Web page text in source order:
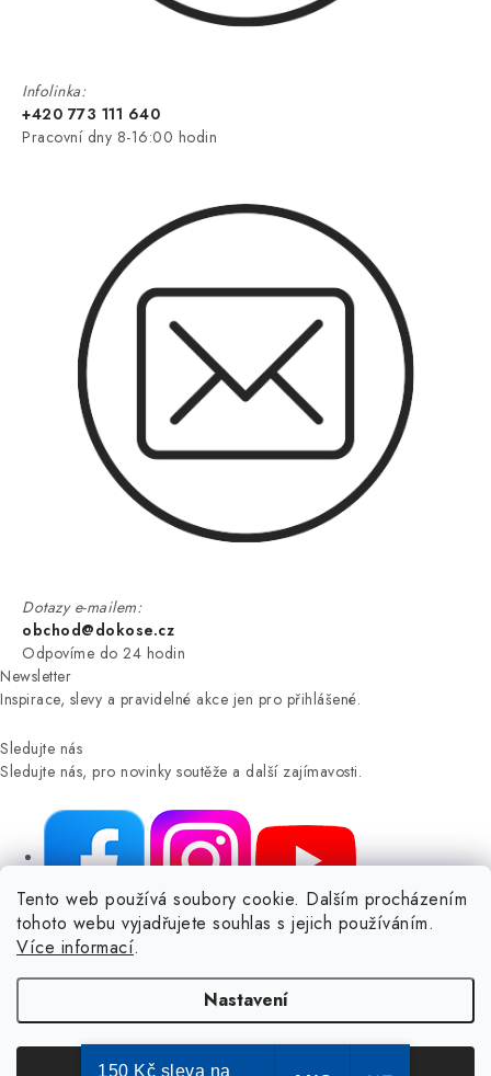
Tento web používá soubory cookie. Dalším procházením
tohoto webu vyjadřujete souhlas s jejich používáním.
Více informací.
Nastavení
Infolinka:
+420 773 111 640
Pracovní dny 8-16:00 hodin
Dotazy e-mailem:
obchod@dokose.cz
Odpovíme do 24 hodin
Newsletter
Inspirace, slevy a pravidelné akce jen pro přihlášené.
Sledujte nás
Sledujte nás, pro novinky soutěže a další zajímavosti.
NIKARO, s.r.o.- Dokoše.cz, Veselka 48, 259 01 Olbramovice -
Votice, ČESKÁ REPUBLIKA
Podle zákona o evidenci tržeb je prodávající povinen vystavit
Zároveň je povinen zaevidovat přijatou tržbu u správce daně online; v
případě technického výpadku pak nejpozději do 48 hodin.
150 Kč sleva na